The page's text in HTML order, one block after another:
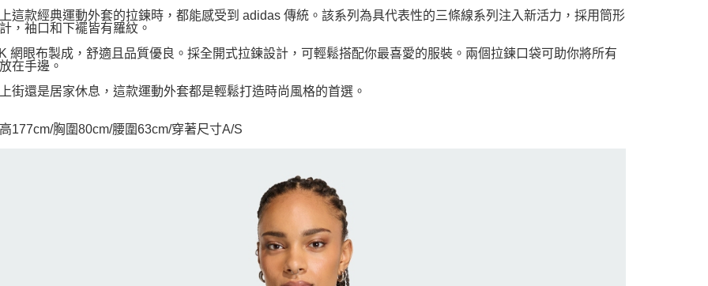
這款經典運動外套的拉鍊時，都能感受到 adidas 傳統。該系列為具代表性的三條線系列注入新活力，採用筒形
，袖口和下襬皆有羅紋。
網眼布製成，舒適且品質優良。採全開式拉鍊設計，可輕鬆搭配你最喜愛的服裝。兩個拉鍊口袋可助你將所有
在手邊。
街還是居家休息，這款運動外套都是輕鬆打造時尚風格的首選。
177cm/胸圍80cm/腰圍63cm/穿著尺寸A/S